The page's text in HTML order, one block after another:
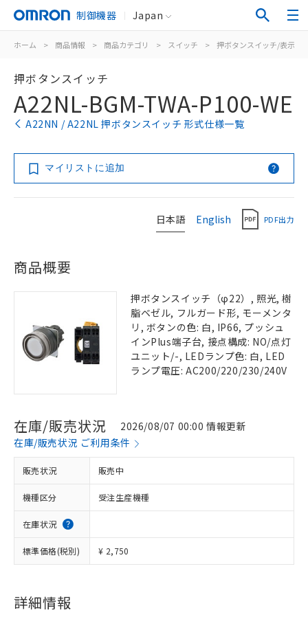
制御機器 Japan
ホーム > 商品情報 > 商品カテゴリ > スイッチ > 押ボタンスイッチ/表示灯
押ボタンスイッチ
A22NL-BGM-TWA-P100-WE
A22NN / A22NL 押ボタンスイッチ 形式仕様一覧
マイリストに追加
日本語 English PDF出力
商品概要
押ボタンスイッチ（φ22）, 照光, 樹
脂ベゼル, フルガード形, モーメンタ
リ, ボタンの色: 白, IP66, プッシュ
インPlus端子台, 接点構成: NO/点灯
ユニット/-, LEDランプ色: 白, LED
ランプ電圧: AC200/220/230/240V
在庫/販売状況
2026/08/07 00:00 情報更新
在庫/販売状況 ご利用条件
販売状況 販売中
機種区分 受注生産機種
在庫状況
標準価格(税別) ¥ 2,750
詳細情報